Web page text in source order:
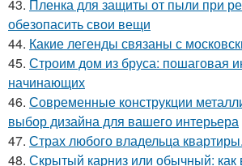
43. Пленка для защиты от пыли при
обезопасить свои вещи
44. Какие легенды связаны с
45. Строим дом из бруса: пошаговая
начинающих
46. Современные конструкции
выбор дизайна для вашего интерьера
47. Страх любого владельца квартиры.
48. Скрытый карниз или обычный: как